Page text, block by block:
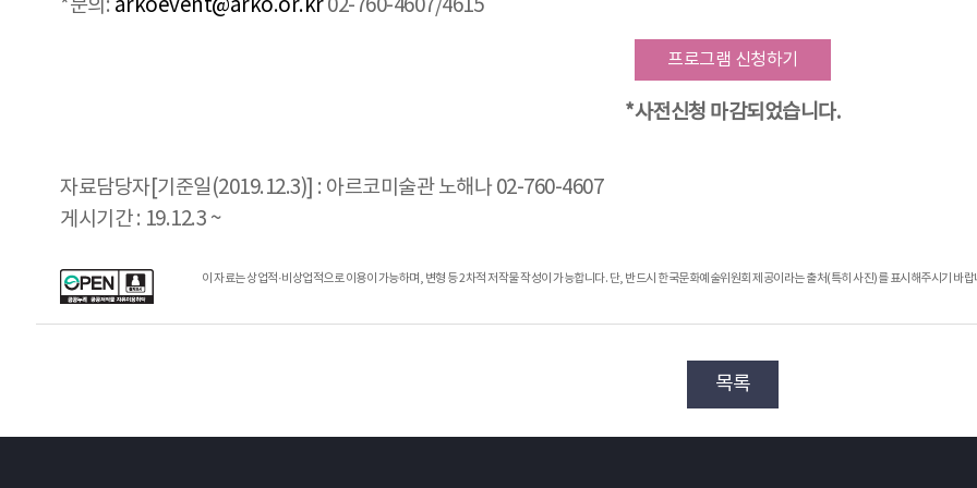
*문의: arkoevent@arko.or.kr02-760-4607/4615
프로그램 신청하기
*사전신청 마감되었습니다.
자료담당자[기준일(2019.12.3)] : 아르코미술관 노해나 02-760-4607
게시기간 : 19.12.3 ~
이 자료는 상업적·비상업적으로 이용이 가능하며, 변형 등 2차적 저작물 작성이 가능합니다. 단, 반드시 한국문화예술위원회 제공이라는 출처(특히 사진)를 표시해주시기 바랍
목록